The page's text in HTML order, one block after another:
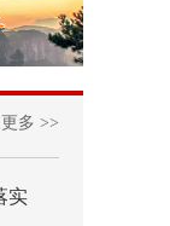
更多 >>
实